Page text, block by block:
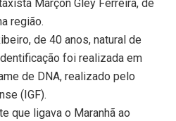
Marçon Gley Ferreira, de
região.
de 40 anos, natural de
foi realizada em
de DNA, realizado pelo
(IGF).
que ligava o Maranhã ao